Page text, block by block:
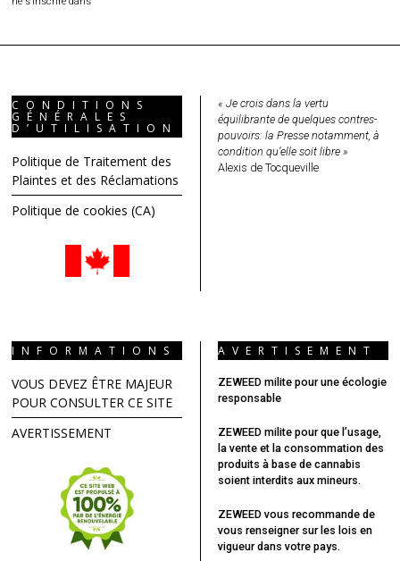
CONDITIONS
GÉNÉRALES
D’UTILISATION
Politique de Traitement des
Plaintes et des Réclamations
Politique de cookies (CA)
« Je crois dans la vertu
équilibrante de quelques contres-
pouvoirs: la Presse notamment, à
condition qu’elle soit libre »
Alexis de Tocqueville
INFORMATIONS
VOUS DEVEZ ÊTRE MAJEUR
POUR CONSULTER CE SITE
AVERTISSEMENT
AVERTISEMENT
ZEWEED milite pour une écologie
responsable
ZEWEED milite pour que l’usage,
la vente et la consommation des
produits à base de cannabis
soient interdits aux mineurs.
ZEWEED vous recommande de
vous renseigner sur les lois en
vigueur dans votre pays.